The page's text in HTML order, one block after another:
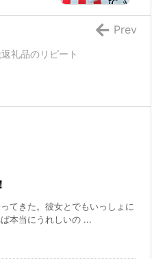
礼品のリピート
Prev
てきた。彼女とでもいっしょに
本当にうれしいの ...